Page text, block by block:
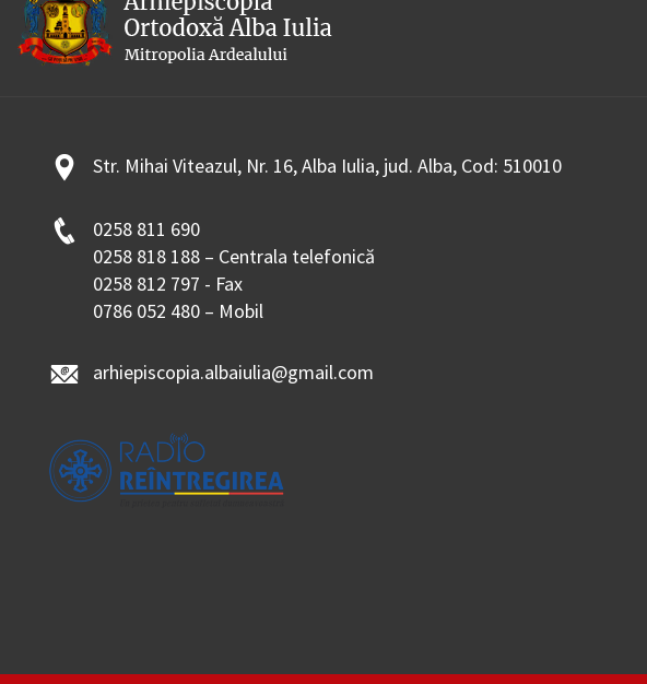
Str. Mihai Viteazul, Nr. 16, Alba Iulia, jud. Alba, Cod: 510010
0258 811 690
0258 818 188 – Centrala telefonică
0258 812 797 - Fax
0786 052 480 – Mobil
arhiepiscopia.albaiulia@gmail.com